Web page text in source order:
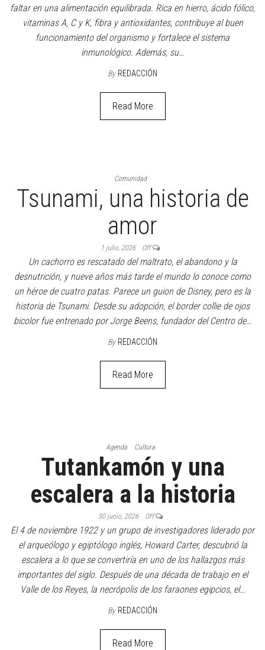
faltar en una alimentación equilibrada. Rica en hierro, ácido fólico,
vitaminas A, C y K, fibra y antioxidantes, contribuye al buen
funcionamiento del organismo y fortalece el sistema
inmunológico. Además, su…
By REDACCIÓN
Read More
Comunidad
Tsunami, una historia de
amor
1 julio, 2026 Off
Un cachorro es rescatado del maltrato, el abandono y la
desnutrición, y nueve años más tarde el mundo lo conoce como
un héroe de cuatro patas. Parece un guion de Disney, pero es la
historia de Tsunami. Desde su adopción, el border collie de ojos
bicolor fue entrenado por Jorge Beens, fundador del Centro de…
By REDACCIÓN
Read More
Agenda Cultura
Tutankamón y una
escalera a la historia
30 junio, 2026 Off
El 4 de noviembre 1922 y un grupo de investigadores liderado por
el arqueólogo y egiptólogo inglés, Howard Carter, descubrió la
escalera a lo que se convertiría en uno de los hallazgos más
importantes del siglo. Después de una década de trabajo en el
Valle de los Reyes, la necrópolis de los faraones egipcios, el…
By REDACCIÓN
Read More